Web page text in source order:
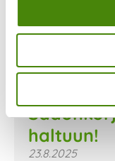
haltuun!
23.8.2025